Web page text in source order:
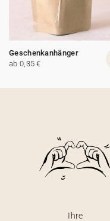
Geschenkanhänger
ab 0,35 €
Ihre